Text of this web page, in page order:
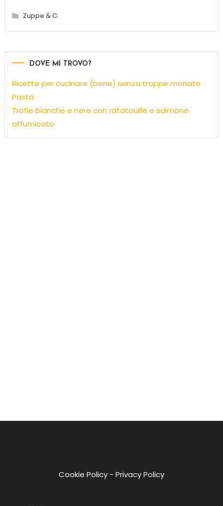
Zuppe & C.
DOVE MI TROVO?
Ricette per cucinare (bene) senza troppe menate
Pasta
Trofie bianche e nere con ratatouille e salmone
affumicato
Cookie Policy -Privacy Policy